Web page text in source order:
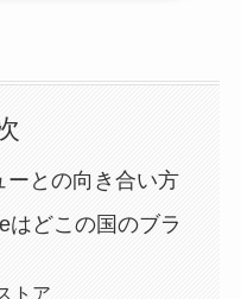
ーとの向き合い方
はどこの国のブラ
トア